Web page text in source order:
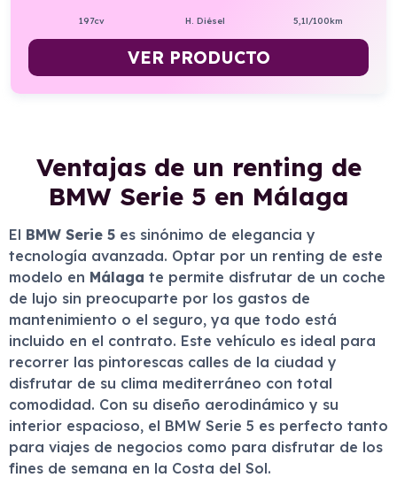
197cv H. Diésel 5,1l/100km
VER PRODUCTO
Ventajas de un renting de
BMW Serie 5 en Málaga
El BMW Serie 5 es sinónimo de elegancia y
tecnología avanzada. Optar por un renting de este
modelo en Málaga te permite disfrutar de un coche
de lujo sin preocuparte por los gastos de
mantenimiento o el seguro, ya que todo está
incluido en el contrato. Este vehículo es ideal para
recorrer las pintorescas calles de la ciudad y
disfrutar de su clima mediterráneo con total
comodidad. Con su diseño aerodinámico y su
interior espacioso, el BMW Serie 5 es perfecto tanto
para viajes de negocios como para disfrutar de los
fines de semana en la Costa del Sol.